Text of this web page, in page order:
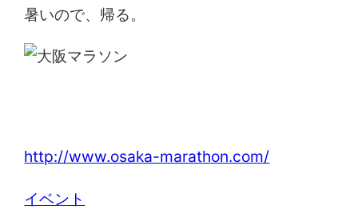
暑いので、帰る。
http://www.osaka-marathon.com/
イベント